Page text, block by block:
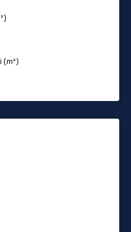
(m²)